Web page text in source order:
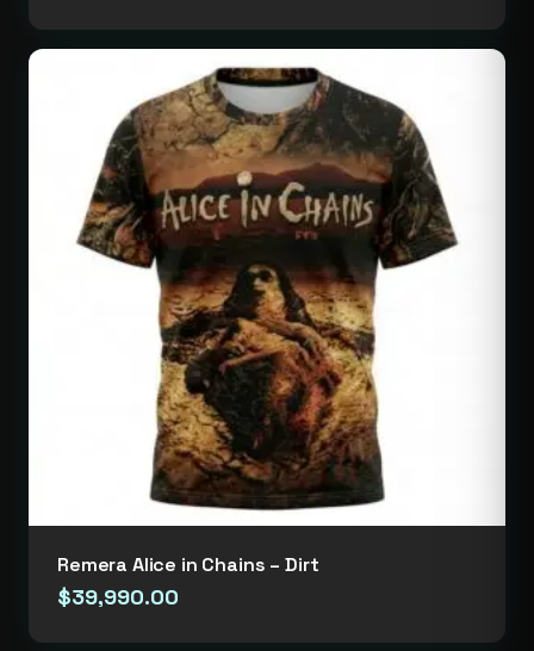
Remera Alice in Chains – Dirt
$39,990.00